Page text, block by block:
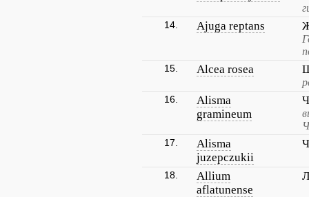
14. Ajuga reptans
15. Alcea rosea
16.
Alisma
gramineum
17.
Alisma
juzepczukii
18.
Allium
aflatunense